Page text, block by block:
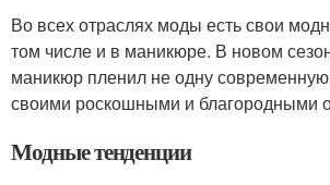
Во всех отраслях моды есть свои
том числе и в маникюре. В новом
маникюр пленил не одну
своими роскошными и благородными
Модные тенденции